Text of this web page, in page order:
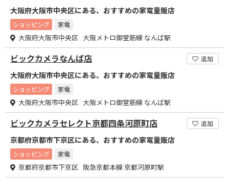
大阪府大阪市中央区にある、おすすめの家電量販店
ショッピング 家電
大阪府大阪市中央区 大阪メトロ御堂筋線 なんば駅
ビックカメラなんば店 追加
大阪府大阪市中央区にある、おすすめの家電量販店
ショッピング 家電
大阪府大阪市中央区 大阪メトロ御堂筋線 なんば駅
ビックカメラセレクト京都四条河原町店 追加
京都府京都市下京区にある、おすすめの家電量販店
ショッピング 家電
京都府京都市下京区 阪急京都本線 京都河原町駅